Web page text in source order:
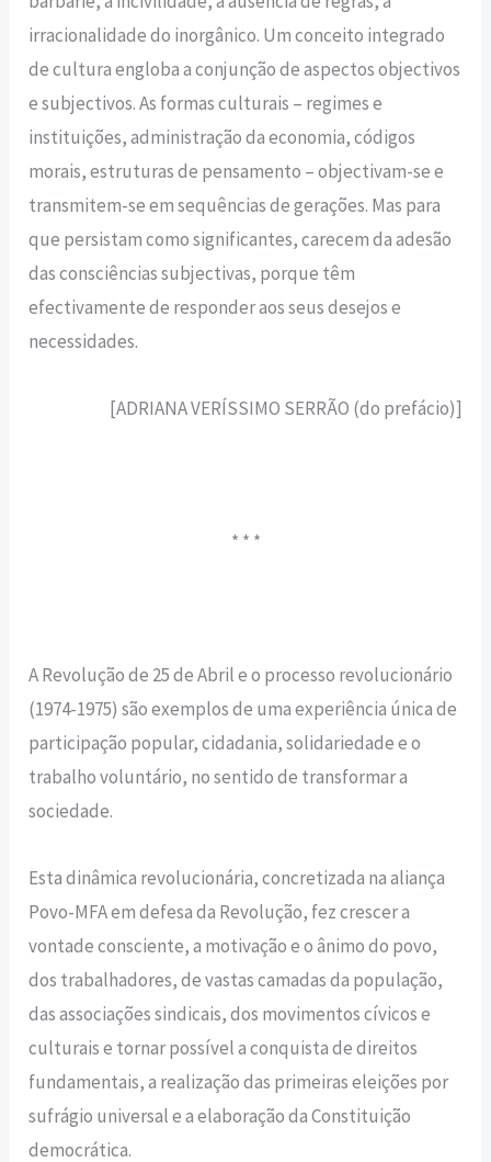
irracionalidade do inorgânico. Um conceito integrado
de cultura engloba a conjunção de aspectos objectivos
e subjectivos. As formas culturais – regimes e
instituições, administração da economia, códigos
morais, estruturas de pensamento – objectivam-se e
transmitem-se em sequências de gerações. Mas para
que persistam como significantes, carecem da adesão
das consciências subjectivas, porque têm
efectivamente de responder aos seus desejos e
necessidades.
[ADRIANA VERÍSSIMO SERRÃO (do prefácio)]
* * *
A Revolução de 25 de Abril e o processo revolucionário
(1974-1975) são exemplos de uma experiência única de
participação popular, cidadania, solidariedade e o
trabalho voluntário, no sentido de transformar a
sociedade.
Esta dinâmica revolucionária, concretizada na aliança
Povo-MFA em defesa da Revolução, fez crescer a
vontade consciente, a motivação e o ânimo do povo,
dos trabalhadores, de vastas camadas da população,
das associações sindicais, dos movimentos cívicos e
culturais e tornar possível a conquista de direitos
fundamentais, a realização das primeiras eleições por
sufrágio universal e a elaboração da Constituição
democrática.